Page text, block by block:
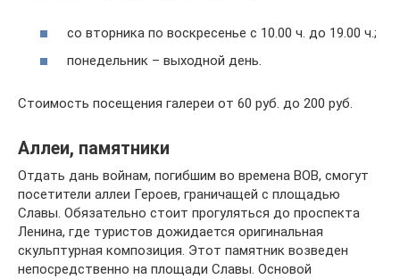
со вторника по воскресенье с 10.00 ч. до 19.00 ч.;
понедельник – выходной день.
Стоимость посещения галереи от 60 руб. до 200 руб.
Аллеи, памятники
Отдать дань войнам, погибшим во времена ВОВ, смогут
посетители аллеи Героев, граничащей с площадью
Славы. Обязательно стоит прогуляться до проспекта
Ленина, где туристов дожидается оригинальная
скульптурная композиция. Этот памятник возведен
непосредственно на площади Славы. Основой